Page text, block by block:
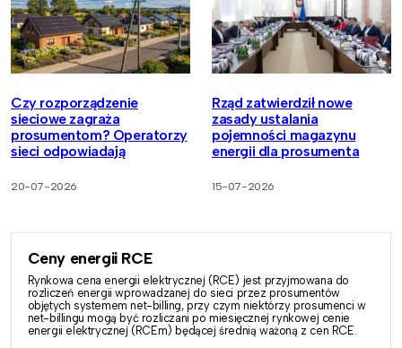
Czy rozporządzenie
sieciowe zagraża
prosumentom? Operatorzy
sieci odpowiadają
20-07-2026
Rząd zatwierdził nowe
zasady ustalania
pojemności magazynu
energii dla prosumenta
15-07-2026
Ceny energii RCE
Rynkowa cena energii elektrycznej (RCE) jest przyjmowana do
rozliczeń energii wprowadzanej do sieci przez prosumentów
objętych systemem net-billing, przy czym niektórzy prosumenci w
net-billingu mogą być rozliczani po miesięcznej rynkowej cenie
energii elektrycznej (RCEm) będącej średnią ważoną z cen RCE.